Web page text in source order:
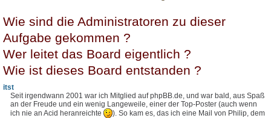
Wie sind die Administratoren zu dieser
Aufgabe gekommen ?
Wer leitet das Board eigentlich ?
Wie ist dieses Board entstanden ?
itst
Seit irgendwann 2001 war ich Mitglied auf phpBB.de, und war bald, aus Spaß
an der Freude und ein wenig Langeweile, einer der Top-Poster (auch wenn
ich nie an Acid heranreichte
). So kam es, das ich eine Mail von Philip, dem